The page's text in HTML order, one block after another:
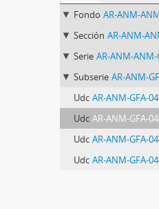
Fondo AR-ANM-ANM - Fondo
Sección AR-ANM-ANM-GFA -
Serie AR-ANM-ANM-
Subserie AR-ANM-GFD-04-02 -
Udc AR-ANM-GFA-04-02-01 -
Udc AR-ANM-GFA-04-02-02 -
Udc AR-ANM-GFA-04-02-03
Udc AR-ANM-GFA-04-02-